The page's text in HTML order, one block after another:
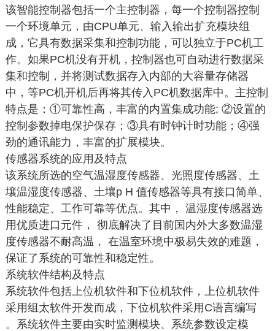
该智能控制器包括一个主控制器，每一个控制器控制
一个环境单元，由CPU单元、输入输出扩充模块组
成，它具有数据采集和控制功能，可以独立于PC机工
作。如果PC机没有开机，控制器也可自动进行数据采
集和控制，并将测试数据存入内部的大容量存储器
中，等PC机开机后再将其传入PC机数据库中。主控制
特点是：①可靠性高，丰富的内置集成功能; ②设置的
控制参数掉电保护保存；③具有时钟计时功能；④强
劲的通讯能力，丰富的扩展模块。
传感器系统的应用及特点
该系统所选的空气温湿度传感器、光照度传感器、土
壤温湿度传感器、土壤p H 值传感器等具有接口简单、
性能稳定、工作可靠等优点。其中， 温湿度传感器选
用优质进口元件， 彻底解决了目前国内外大多数温湿
度传感器不耐高温， 在温室环境中极易失效的难题，
保证了系统的可靠性和稳定性。
系统软件结构及特点
系统软件包括上位机软件和下位机软件，上位机软件
采用组太软件开发而成，下位机软件采用C语言编写
。系统软件主要由实时监测模块、系统参数设定模